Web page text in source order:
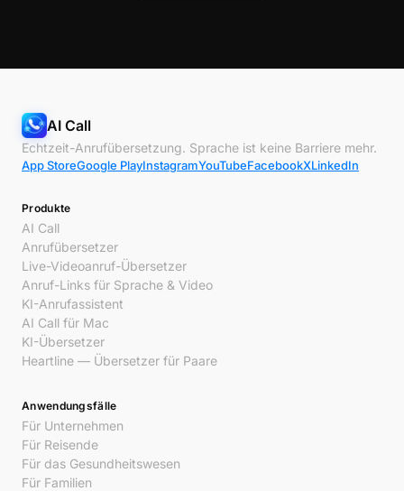
AI Call
Echtzeit-Anrufübersetzung. Sprache ist keine Barriere mehr.
App StoreGoogle PlayInstagramYouTubeFacebookXLinkedIn
Produkte
AI Call
Anrufübersetzer
Live-Videoanruf-Übersetzer
Anruf-Links für Sprache & Video
KI-Anrufassistent
AI Call für Mac
KI-Übersetzer
Heartline — Übersetzer für Paare
Anwendungsfälle
Für Unternehmen
Für Reisende
Für das Gesundheitswesen
Für Familien